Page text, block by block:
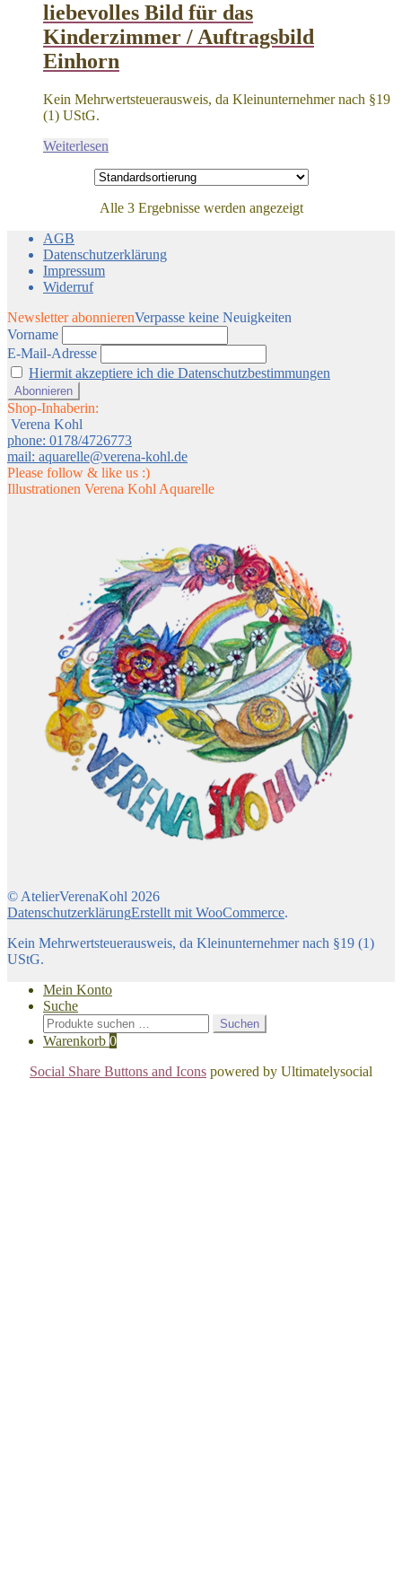
liebevolles Bild für das
Kinderzimmer / Auftragsbild
Einhorn
Kein Mehrwertsteuerausweis, da Kleinunternehmer nach §19
(1) UStG.
Weiterlesen
Alle 3 Ergebnisse werden angezeigt
AGB
Datenschutzerklärung
Impressum
Widerruf
Newsletter abonnierenVerpasse keine Neuigkeiten
Vorname
E-Mail-Adresse
Hiermit akzeptiere ich die Datenschutzbestimmungen
Shop-Inhaberin:
Verena Kohl
phone: 0178/4726773
mail: aquarelle@verena-kohl.de
Please follow & like us :)
Illustrationen Verena Kohl Aquarelle
© AtelierVerenaKohl 2026
DatenschutzerklärungErstellt mit WooCommerce.
Kein Mehrwertsteuerausweis, da Kleinunternehmer nach §19 (1)
UStG.
Mein Konto
Suche
Suchen
nach:
Suchen
Warenkorb 0
Social Share Buttons and Icons powered by Ultimatelysocial